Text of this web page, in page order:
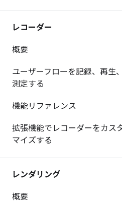
レコーダー
概要
ユーザーフローを記録、再生、
測定する
機能リファレンス
拡張機能でレコーダーをカス
マイズする
レンダリング
概要